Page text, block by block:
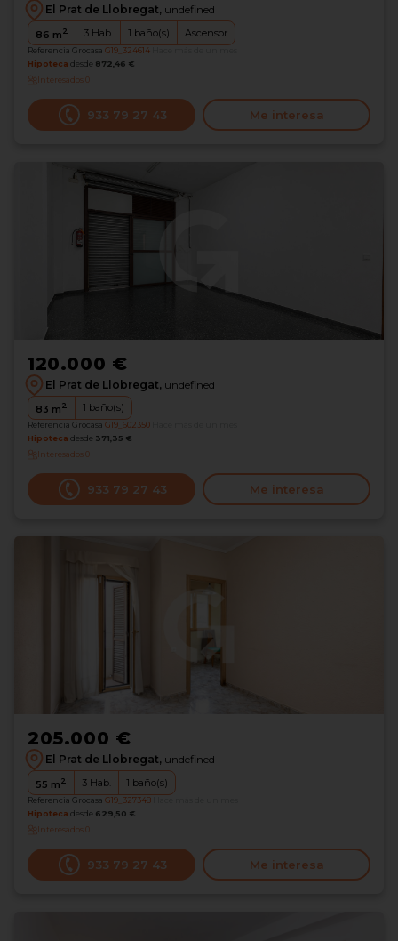
El Prat de Llobregat, undefined
86 m2 3 Hab. 1 baño(s) Ascensor
Referencia Grocasa G19_324614
Hipoteca desde 872,46 €
Interesados0
933 79 27 43 Me interesa
120.000 €
El Prat de Llobregat, undefined
83 m2 1 baño(s)
Referencia Grocasa G19_602350
Hipoteca desde 371,35 €
Interesados0
933 79 27 43 Me interesa
205.000 €
El Prat de Llobregat, undefined
55 m2 3 Hab. 1 baño(s)
Referencia Grocasa G19_327348
Hipoteca desde 629,50 €
Interesados0
933 79 27 43 Me interesa